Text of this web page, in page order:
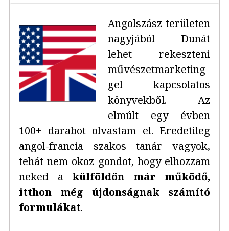
Angolszász területen
nagyjából Dunát
lehet rekeszteni
művészetmarketing
gel kapcsolatos
könyvekből. Az
elmúlt egy évben
100+ darabot olvastam el. Eredetileg
angol-francia szakos tanár vagyok,
tehát nem okoz gondot, hogy elhozzam
neked a külföldön már működő,
itthon még újdonságnak számító
formulákat.